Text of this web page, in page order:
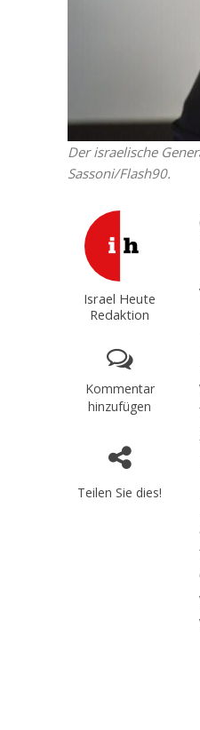
Der israelische
Sassoni/Flash90.
Israel Heute
Redaktion
Kommentar
hinzufügen
Teilen Sie dies!